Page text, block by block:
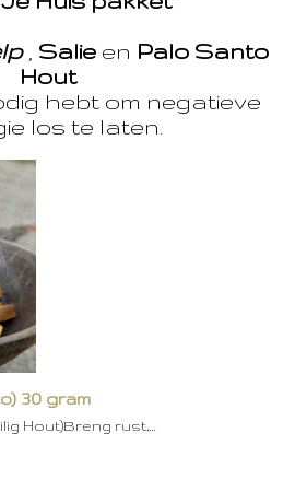
, Salie en Palo Santo
Hout
hebt om negatieve
los te laten.
30 gram
Hout)Breng rust,…